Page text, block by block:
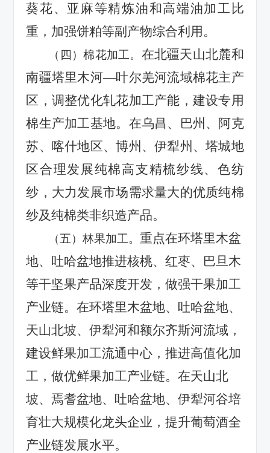
葵花、亚麻等精炼油和高端油加工比
重，加强饼粕等副产物综合利用。
（四）棉花加工。 在北疆天山北麓和
南疆塔里木河—叶尔羌河流域棉花主产
区，调整优化轧花加工产能，建设专用
棉生产加工基地。在乌昌、巴州、阿克
苏、喀什地区、博州、伊犁州、塔城地
区合理发展纯棉高支精梳纱线、色纺
纱，大力发展市场需求量大的优质纯棉
纱及纯棉类非织造产品。
（五）林果加工。重点在环塔里木盆
地、吐哈盆地推进核桃、红枣、巴旦木
等干坚果产品深度开发，做强干果加工
产业链。在环塔里木盆地、吐哈盆地、
天山北坡、伊犁河和额尔齐斯河流域，
建设鲜果加工流通中心，推进高值化加
工，做优鲜果加工产业链。在天山北
坡、焉耆盆地、吐哈盆地、伊犁河谷培
育壮大规模化龙头企业，提升葡萄酒全
产业链发展水平。